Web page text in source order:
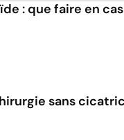
: que faire en
sans